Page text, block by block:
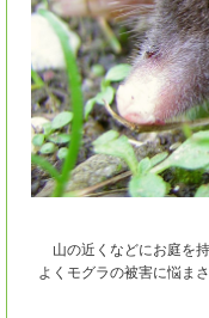
山の近くなどにお庭を
よくモグラの被害に悩ま